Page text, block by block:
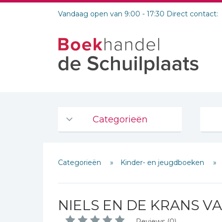
Vandaag open van 9:00 - 17:30 Direct contact:
Categorieën
De Bijbel
Bijbelse Dagboeken 2026
Bijbelstudie groepen
Categorieën Kinder- en jeugdboeken
NIELS EN DE KRANS